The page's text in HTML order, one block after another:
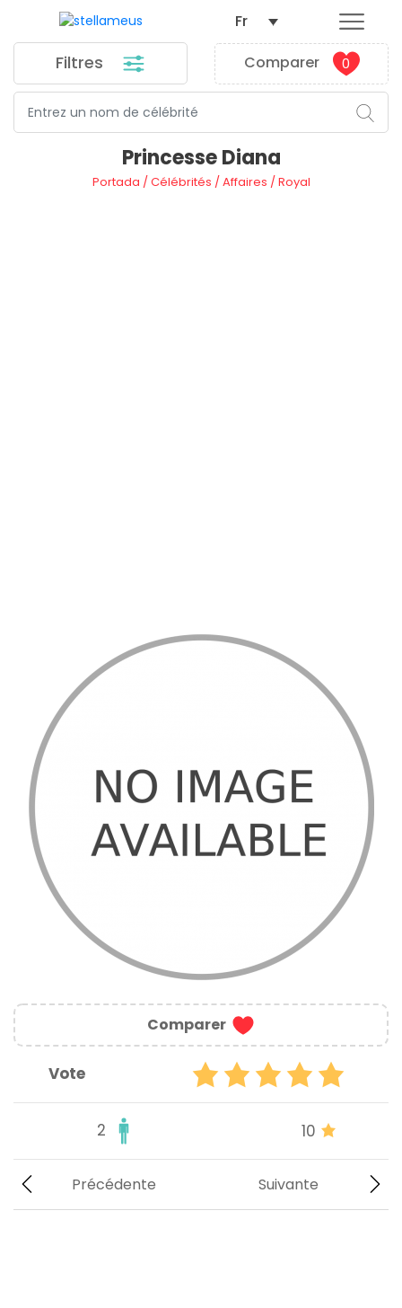
Filtres Comparer 0
Fr
Princesse Diana
Portada /Célébrités /Affaires /Royal
Comparer
Vote
2 10
Suivante
Précédente